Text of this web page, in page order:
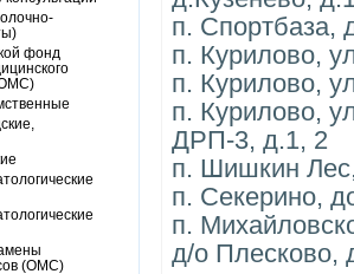
п. Спортбаза,
п. Курилово,
п. Курилово,
п. Курилово,
ДРП-3, д.1, 2
п. Шишкин
п. Секерино,
п.
д/о Плесково,
фонд
(ОМС)